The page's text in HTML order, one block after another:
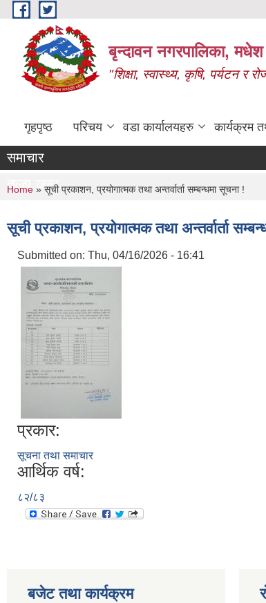
Skip to main content
बृन्दावन नगरपालिका,
"शिक्षा, स्वास्थ्य, कृषि, पर्यटन र
गृहपृष्ठ परिचय वडा कार्यालयहरु कार्यक्रम
समाचार
ताजा खबर
You are here
Home » सूची प्रकाशन, प्रयोगात्मक तथा अन्तर्वार्ता सम्बन्धमा सूचना !
सूची प्रकाशन, प्रयोगात्मक तथा अन्तर्वार्ता
Submitted on: Thu, 04/16/2026 - 16:41
प्रकार:
सूचना तथा समाचार
आर्थिक वर्ष:
८२/८३
बजेट तथा कार्यक्रम